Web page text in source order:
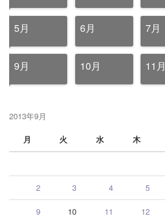
5月 6月 7月
9月 10月 11月
2013年9月
月
火 水 木
2 3 4 5
9 10 11 12